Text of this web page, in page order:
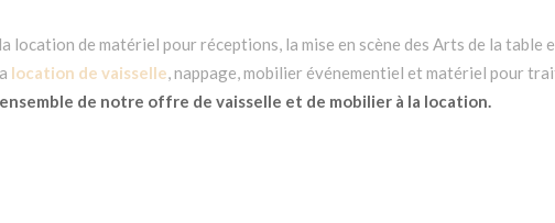
location de matériel pour réceptions, la mise en scène des Arts de la table
location de vaisselle, nappage, mobilier événementiel et matériel pour
de notre offre de vaisselle et de mobilier à la location.